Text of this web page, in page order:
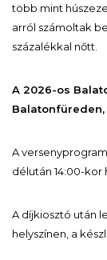
több mint
arról számoltak
százalékkal nőtt.
A 2026-os
A
délután 14:00-kor
A díjkiosztó után
helyszínen, a